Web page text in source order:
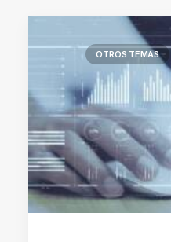
OTROS TEMAS